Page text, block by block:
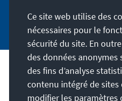
Jetzt
Notre mission
Ce site web utilise des
nécessaires pour le
sécurité du site. En
des données anonymes
des fins d’analyse
contenu intégré de sites
modifier les paramètres